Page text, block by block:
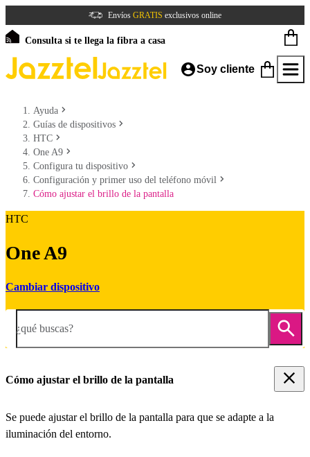
Envíos GRATIS exclusivos online
Consulta si te llega la fibra a casa
Soy cliente
Ayuda
Guías de dispositivos
HTC
One A9
Configura tu dispositivo
Configuración y primer uso del teléfono móvil
Cómo ajustar el brillo de la pantalla
HTC
One A9
Cambiar dispositivo
¿qué buscas?
Cómo ajustar el brillo de la pantalla
Se puede ajustar el brillo de la pantalla para que se adapte a la
iluminación del entorno.